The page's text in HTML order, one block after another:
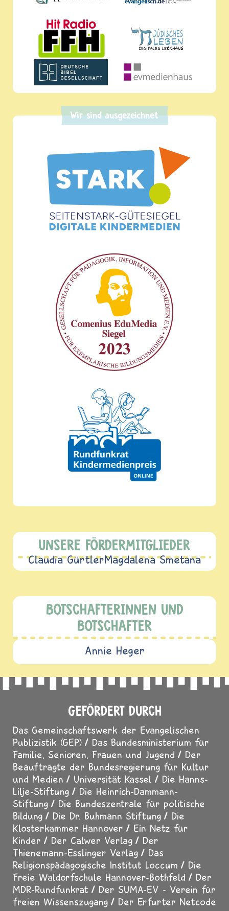
Wir sind ausgezeichnet
UNSERE FÖRDERMITGLIEDER
Claudia GürtlerMagdalena Smetana
BOTSCHAFTERINNEN UND
BOTSCHAFTER
Annie Heger
GEFÖRDERT DURCH
Das Gemeinschaftswerk der Evangelischen
Publizistik (GEP)
Das Bundesministerium für
Familie, Senioren, Frauen und Jugend
Der
Beauftragte der Bundesregierung für Kultur
und Medien
Universität Kassel
Die Hanns-
Lilje-Stiftung
Die Heinrich-Dammann-
Stiftung
Die Bundeszentrale für politische
Bildung
Die Dr. Buhmann Stiftung
Die
Klosterkammer Hannover
Ein Netz für
Kinder
Der Calwer Verlag
Der
Thienemann-Esslinger Verlag
Das
Religionspädagogische Institut Loccum
Die
Freie Waldorfschule Hannover-Bothfeld
Der
MDR-Rundfunkrat
Der SUMA-EV - Verein für
freien Wissenszugang
Der Erfurter Netcode